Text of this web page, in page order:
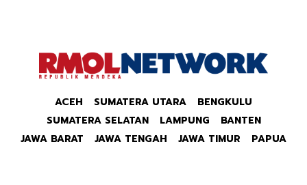
ACEH SUMATERA UTARA
BENGKULU
SUMATERA SELATAN
LAMPUNG
BANTEN
JAWA BARAT
JAWA TENGAH JAWA TIMUR PAPUA